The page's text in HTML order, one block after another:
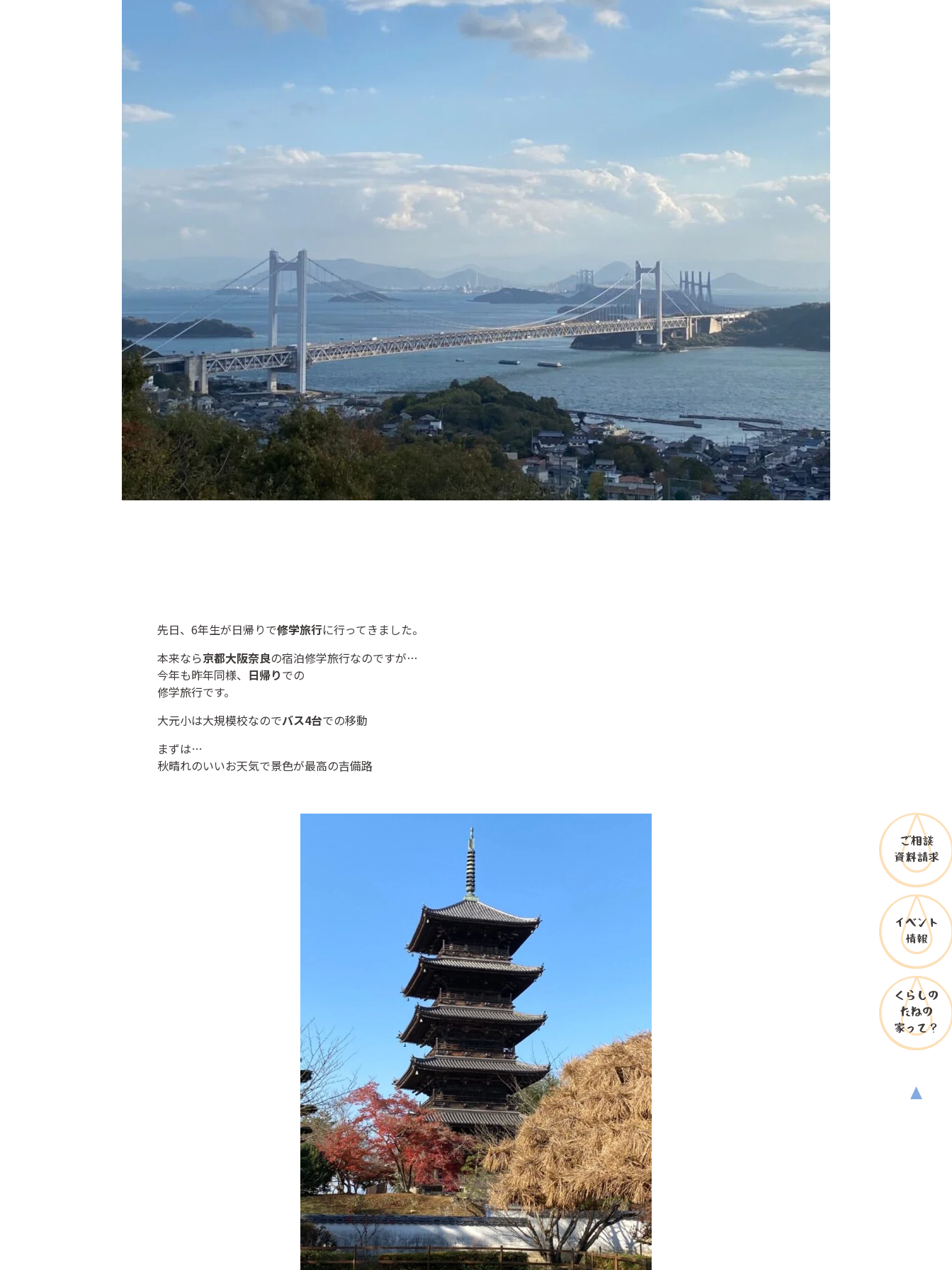
先日、6年生が日帰りで修学旅行に行ってきました。
本来なら京都大阪奈良の宿泊修学旅行なのですが…
今年も昨年同様、 日帰りでの
修学旅行です。
大元小は大規模校なのでバス4台での移動
まずは…
秋晴れのいいお天気で景色が最高の吉備路
ご相談
資料請求
イベント
情報
くらしの
たねの
家って？